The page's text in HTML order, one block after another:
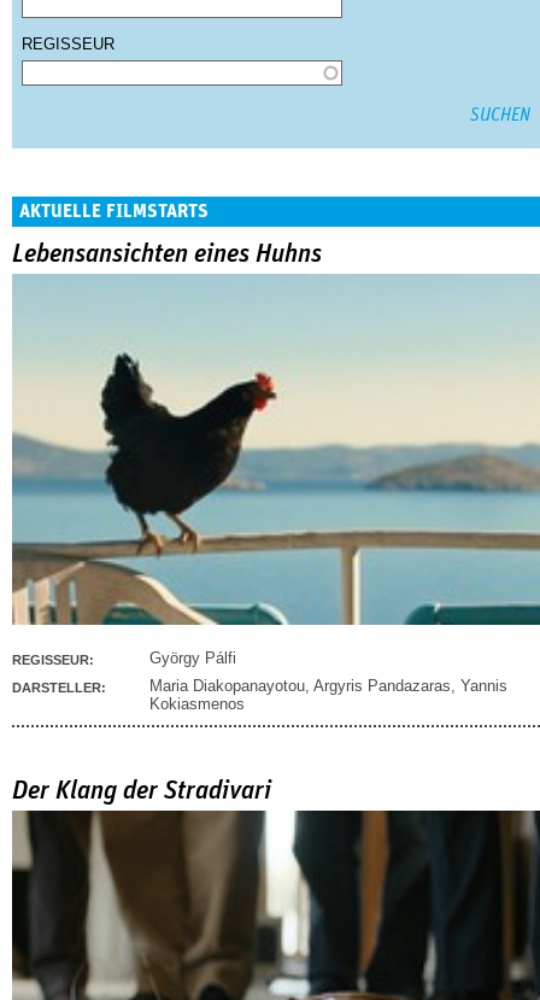
REGISSEUR
AKTUELLE FILMSTARTS
Lebensansichten eines Huhns
REGISSEUR: György Pálfi
DARSTELLER: Maria Diakopanayotou, Argyris Pandazaras, Yannis
Kokiasmenos
Der Klang der Stradivari